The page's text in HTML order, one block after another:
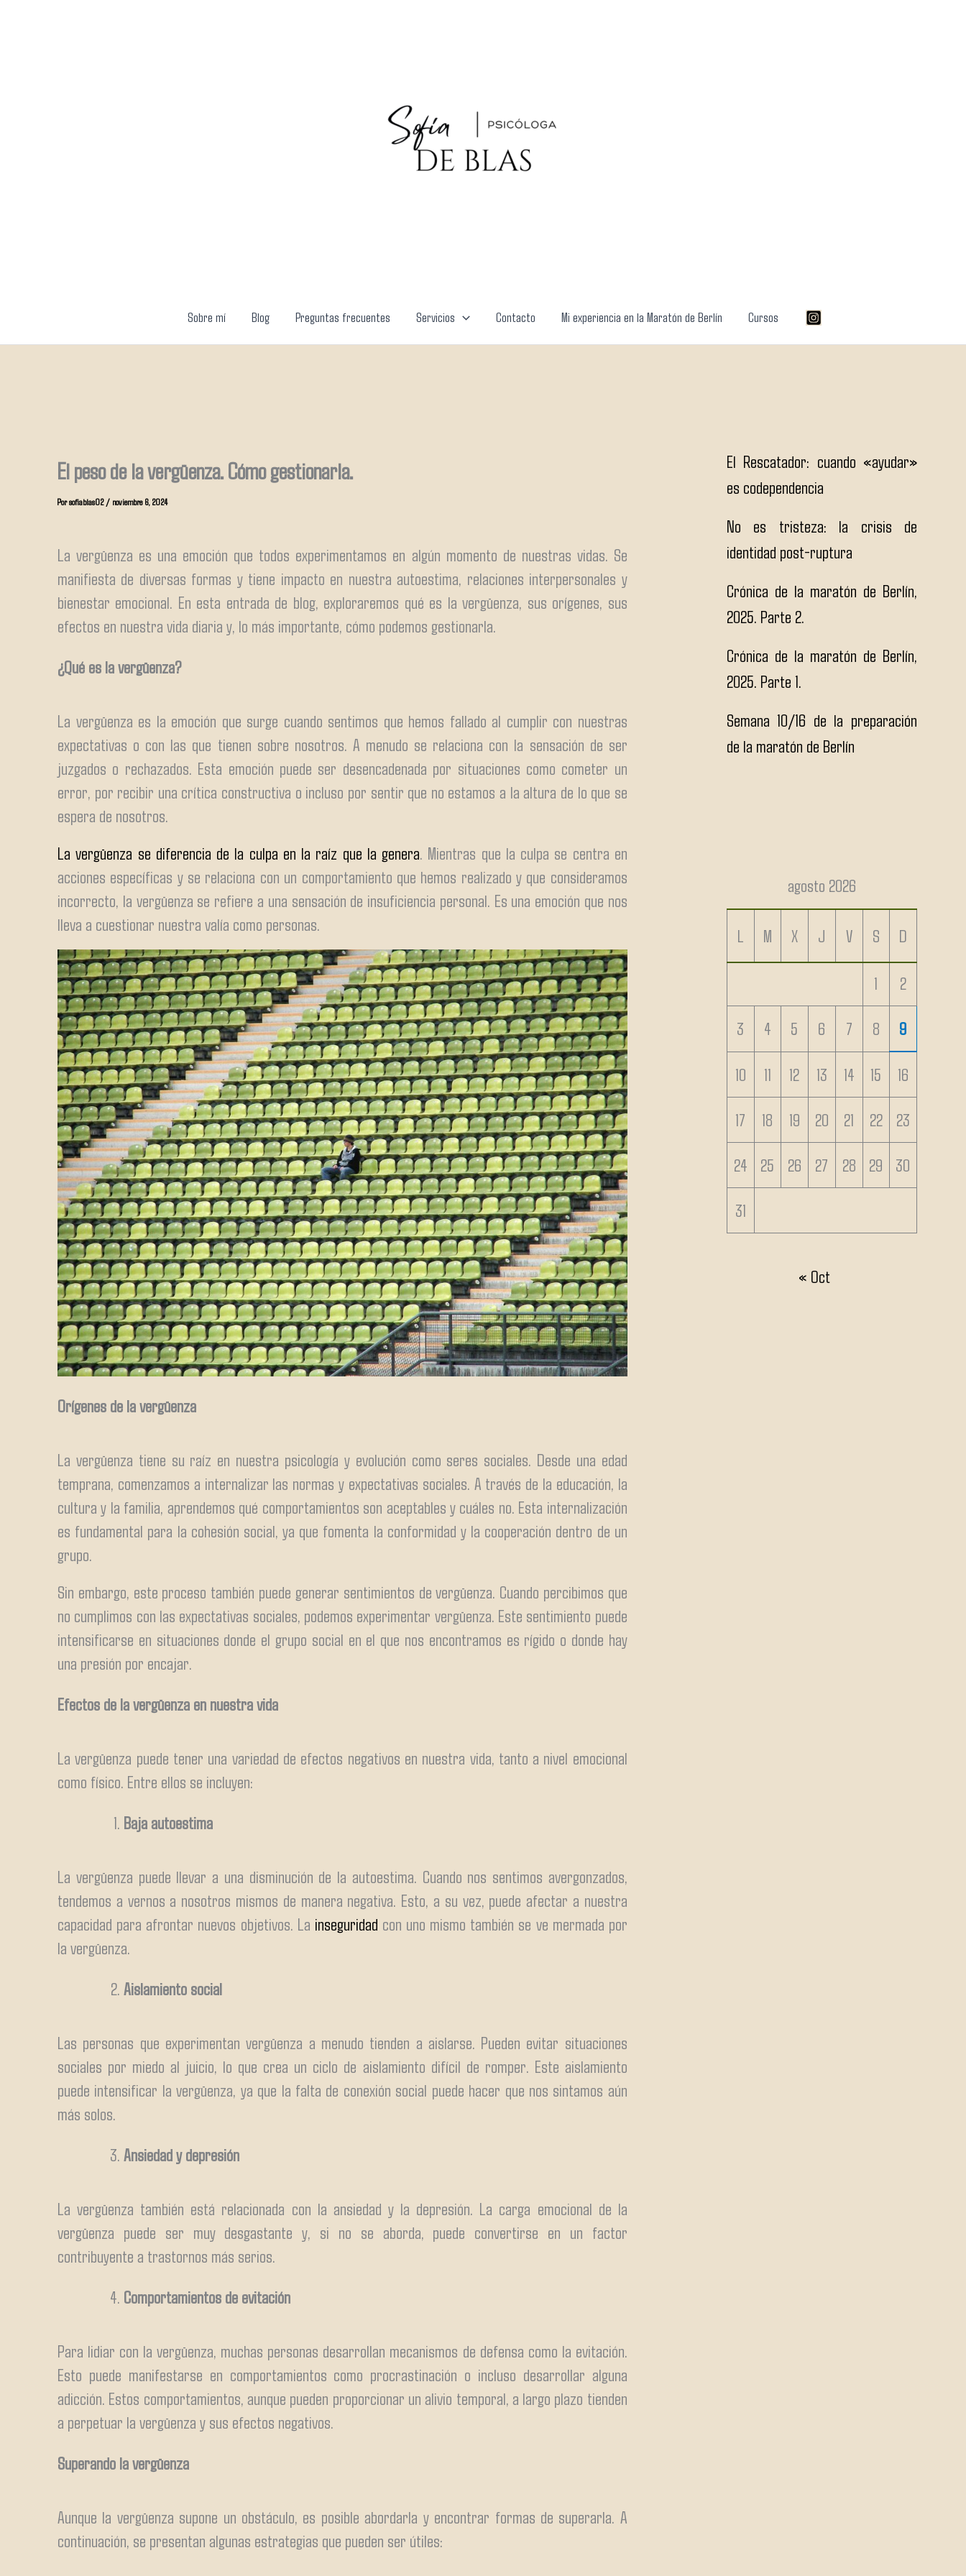
Sobre mí Blog Preguntas frecuentes Servicios Contacto Mi experiencia en la Maratón de Berlín Cursos
El peso de la vergüenza. Cómo gestionarla.
Porsofiablas02/ noviembre 6, 2024
La vergüenza es una emoción que todos experimentamos en algún momento de nuestras vidas. Se
manifiesta de diversas formas y tiene impacto en nuestra autoestima, relaciones interpersonales y
bienestar emocional. En esta entrada de blog, exploraremos qué es la vergüenza, sus orígenes, sus
efectos en nuestra vida diaria y, lo más importante, cómo podemos gestionarla.
¿Qué es la vergüenza?
La vergüenza es la emoción que surge cuando sentimos que hemos fallado al cumplir con nuestras
expectativas o con las que tienen sobre nosotros. A menudo se relaciona con la sensación de ser
juzgados o rechazados. Esta emoción puede ser desencadenada por situaciones como cometer un
error, por recibir una crítica constructiva o incluso por sentir que no estamos a la altura de lo que se
espera de nosotros.
La vergüenza se diferencia de la culpa en la raíz que la genera. Mientras que la culpa se centra en
acciones específicas y se relaciona con un comportamiento que hemos realizado y que consideramos
incorrecto, la vergüenza se refiere a una sensación de insuficiencia personal. Es una emoción que nos
lleva a cuestionar nuestra valía como personas.
Orígenes de la vergüenza
La vergüenza tiene su raíz en nuestra psicología y evolución como seres sociales. Desde una edad
temprana, comenzamos a internalizar las normas y expectativas sociales. A través de la educación, la
cultura y la familia, aprendemos qué comportamientos son aceptables y cuáles no. Esta internalización
es fundamental para la cohesión social, ya que fomenta la conformidad y la cooperación dentro de un
grupo.
Sin embargo, este proceso también puede generar sentimientos de vergüenza. Cuando percibimos que
no cumplimos con las expectativas sociales, podemos experimentar vergüenza. Este sentimiento puede
intensificarse en situaciones donde el grupo social en el que nos encontramos es rígido o donde hay
una presión por encajar.
Efectos de la vergüenza en nuestra vida
La vergüenza puede tener una variedad de efectos negativos en nuestra vida, tanto a nivel emocional
como físico. Entre ellos se incluyen:
Baja autoestima
La vergüenza puede llevar a una disminución de la autoestima. Cuando nos sentimos avergonzados,
tendemos a vernos a nosotros mismos de manera negativa. Esto, a su vez, puede afectar a nuestra
capacidad para afrontar nuevos objetivos. La inseguridad con uno mismo también se ve mermada por
la vergüenza.
Aislamiento social
Las personas que experimentan vergüenza a menudo tienden a aislarse. Pueden evitar situaciones
sociales por miedo al juicio, lo que crea un ciclo de aislamiento difícil de romper. Este aislamiento
puede intensificar la vergüenza, ya que la falta de conexión social puede hacer que nos sintamos aún
más solos.
Ansiedad y depresión
La vergüenza también está relacionada con la ansiedad y la depresión. La carga emocional de la
vergüenza puede ser muy desgastante y, si no se aborda, puede convertirse en un factor
contribuyente a trastornos más serios.
Comportamientos de evitación
Para lidiar con la vergüenza, muchas personas desarrollan mecanismos de defensa como la evitación.
Esto puede manifestarse en comportamientos como procrastinación o incluso desarrollar alguna
adicción. Estos comportamientos, aunque pueden proporcionar un alivio temporal, a largo plazo tienden
a perpetuar la vergüenza y sus efectos negativos.
Superando la vergüenza
Aunque la vergüenza supone un obstáculo, es posible abordarla y encontrar formas de superarla. A
continuación, se presentan algunas estrategias que pueden ser útiles:
El Rescatador: cuando «ayudar»
es codependencia
No es tristeza: la crisis de
identidad post-ruptura
Crónica de la maratón de Berlín,
2025. Parte 2.
Crónica de la maratón de Berlín,
2025. Parte 1.
Semana 10/16 de la preparación
de la maratón de Berlín
agosto 2026
L M X J V S D
1 2
3 4 5 6 7 8 9
10 11 12 13 14 15 16
17 18 19 20 21 22 23
24 25 26 27 28 29 30
31
« Oct